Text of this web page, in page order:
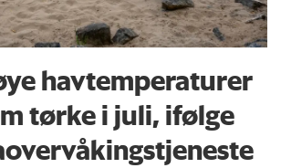
havtemperaturer
tørke i juli, ifølge